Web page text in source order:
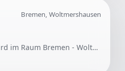
Bremen, Woltmershausen
Gesucht wird eine helfende Person zur Montage von Zargen an Türen. Die Unterstützung wird im Raum Bremen - Woltmershausen benötigt.